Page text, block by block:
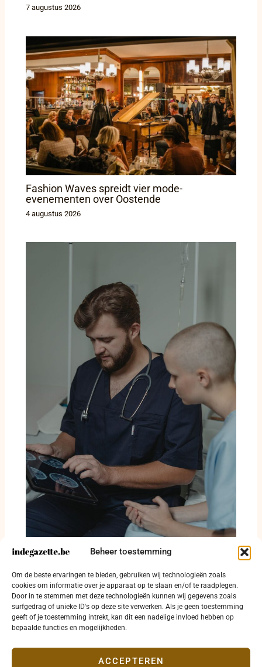
Beheer toestemming
Om de beste ervaringen te bieden, gebruiken wij technologieën zoals
cookies om informatie over je apparaat op te slaan en/of te raadplegen.
Door in te stemmen met deze technologieën kunnen wij gegevens zoals
surfgedrag of unieke ID's op deze site verwerken. Als je geen toestemming
geeft of je toestemming intrekt, kan dit een nadelige invloed hebben op
bepaalde functies en mogelijkheden.
ACCEPTEREN
7 augustus 2026
Fashion Waves spreidt vier mode-
evenementen over Oostende
4 augustus 2026
Oostende betaalt huur om huisarts naar
Zandvoorde te halen
3 augustus 2026